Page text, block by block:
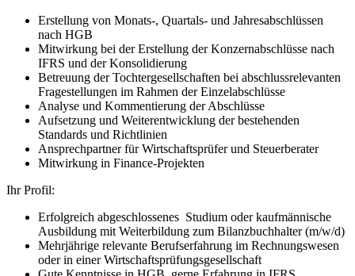
Erstellung von Monats-, Quartals- und Jahresabschlüssen
nach HGB
Mitwirkung bei der Erstellung der Konzernabschlüsse nach
IFRS und der Konsolidierung
Betreuung der Tochtergesellschaften bei abschlussrelevanten
Fragestellungen im Rahmen der Einzelabschlüsse
Analyse und Kommentierung der Abschlüsse
Aufsetzung und Weiterentwicklung der bestehenden
Standards und Richtlinien
Ansprechpartner für Wirtschaftsprüfer und Steuerberater
Mitwirkung in Finance-Projekten
Ihr Profil:
Erfolgreich abgeschlossenes Studium oder kaufmännische
Ausbildung mit Weiterbildung zum Bilanzbuchhalter (m/w/d)
Mehrjährige relevante Berufserfahrung im Rechnungswesen
oder in einer Wirtschaftsprüfungsgesellschaft